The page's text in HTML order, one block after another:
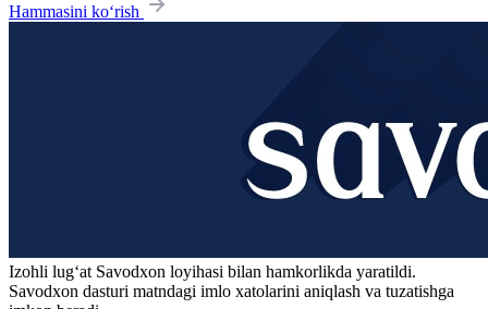
Hammasini ko‘rish
Izohli lugʻat Savodxon loyihasi bilan hamkorlikda yaratildi.
Savodxon dasturi matndagi imlo xatolarini aniqlash va tuzatishga